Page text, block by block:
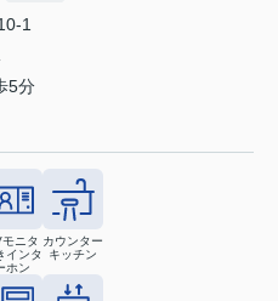
1
5分
モニタ
インタ
ホン
カウンター
キッチン